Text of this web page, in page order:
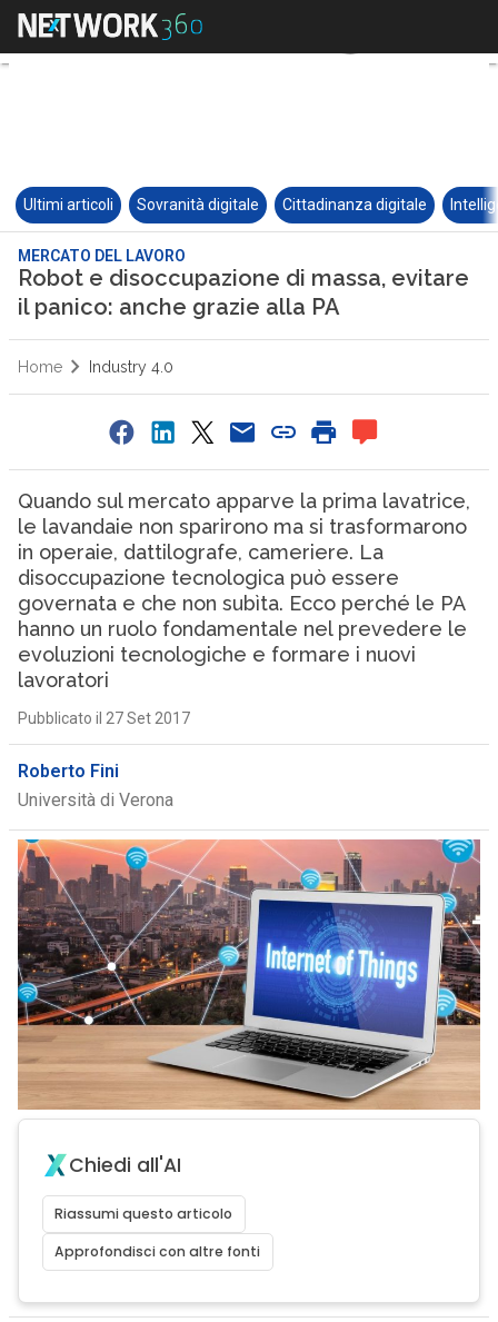
Ultimi articoli Sovranità digitale Cittadinanza digitale
MERCATO DEL LAVORO
Robot e disoccupazione di massa, evitare
il panico: anche grazie alla PA
Home Industry 4.0
Quando sul mercato apparve la prima lavatrice,
le lavandaie non sparirono ma si trasformarono
in operaie, dattilografe, cameriere. La
disoccupazione tecnologica può essere
governata e che non subìta. Ecco perché le PA
hanno un ruolo fondamentale nel prevedere le
evoluzioni tecnologiche e formare i nuovi
lavoratori
Pubblicato il 27 Set 2017
Roberto Fini
Università di Verona
Chiedi all'AI
Riassumi questo articolo
Approfondisci con altre fonti